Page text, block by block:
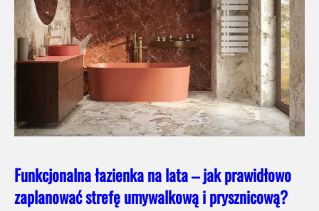
Funkcjonalna łazienka na lata – jak prawidłowo
zaplanować strefę umywalkową i prysznicową?